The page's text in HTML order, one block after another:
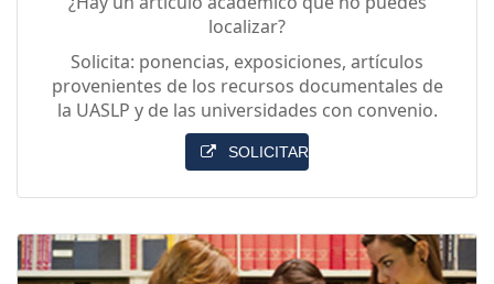
localizar?
Solicita: ponencias, exposiciones, artículos
provenientes de los recursos documentales de
la UASLP y de las universidades con convenio.
SOLICITAR